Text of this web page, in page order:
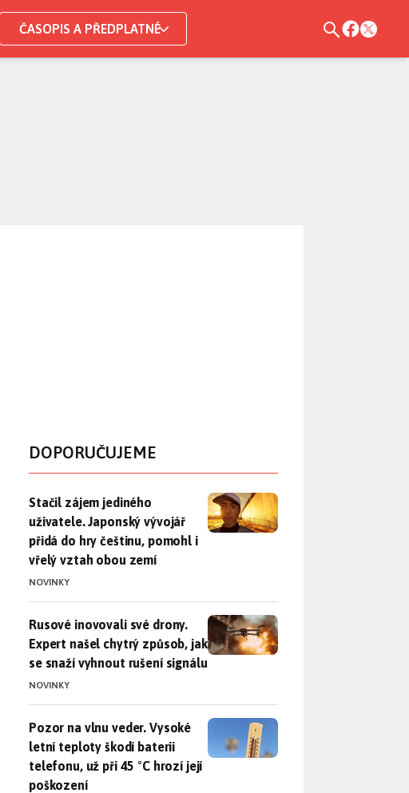
ČASOPIS A PŘEDPLATNÉ
DOPORUČUJEME
Stačil zájem jediného uživatele. Japonský vývojář přidá do hry
Stačil zájem jediného
uživatele. Japonský vývojář
přidá do hry češtinu, pomohl i
vřelý vztah obou zemí
NOVINKY
Rusové inovovali své drony. Expert našel chytrý způsob, jak se
Rusové inovovali své drony.
Expert našel chytrý způsob, jak
se snaží vyhnout rušení signálu
NOVINKY
Pozor na vlnu veder. Vysoké letní teploty škodí baterii telefonu,
Pozor na vlnu veder. Vysoké
letní teploty škodí baterii
telefonu, už při 45 °C hrozí její
poškození